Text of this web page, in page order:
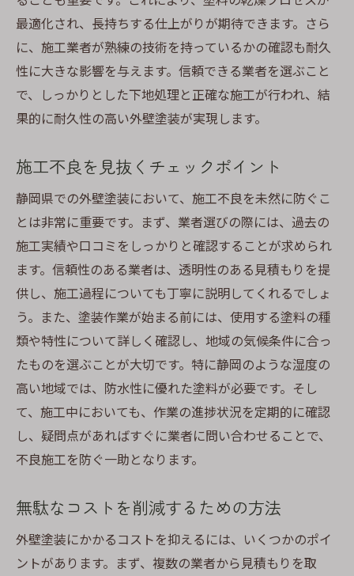
最適化され、長持ちする仕上がりが期待できます。さら
に、施工業者が熟練の技術を持っているかの確認も耐久
性に大きな影響を与えます。信頼できる業者を選ぶこと
で、しっかりとした下地処理と正確な施工が行われ、結
果的に耐久性の高い外壁塗装が実現します。
施工不良を見抜くチェックポイント
静岡県での外壁塗装において、施工不良を未然に防ぐこ
とは非常に重要です。まず、業者選びの際には、過去の
施工実績や口コミをしっかりと確認することが求められ
ます。信頼性のある業者は、透明性のある見積もりを提
供し、施工過程についても丁寧に説明してくれるでしょ
う。また、塗装作業が始まる前には、使用する塗料の種
類や特性について詳しく確認し、地域の気候条件に合っ
たものを選ぶことが大切です。特に静岡のような湿度の
高い地域では、防水性に優れた塗料が必要です。そし
て、施工中においても、作業の進捗状況を定期的に確認
し、疑問点があればすぐに業者に問い合わせることで、
不良施工を防ぐ一助となります。
無駄なコストを削減するための方法
外壁塗装にかかるコストを抑えるには、いくつかのポイ
ントがあります。まず、複数の業者から見積もりを取